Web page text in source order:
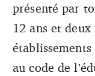
présenté par
12 ans et
au code de